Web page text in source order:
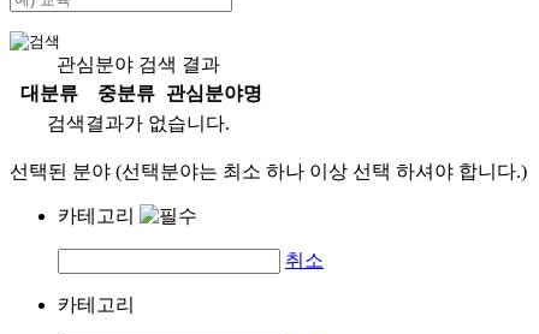
관심분야 검색 결과
대분류
중분류
관심분야명
검색결과가 없습니다.
선택된 분야 (선택분야는 최소 하나 이상 선택 하셔야 합니다.)
카테고리
취소
카테고리